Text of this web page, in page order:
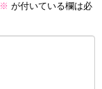
※ が付いている欄は必